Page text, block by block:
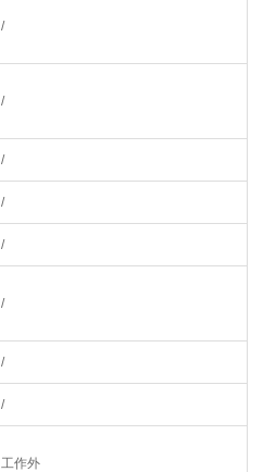
/
/
/
/
/
/
/
/
工作外